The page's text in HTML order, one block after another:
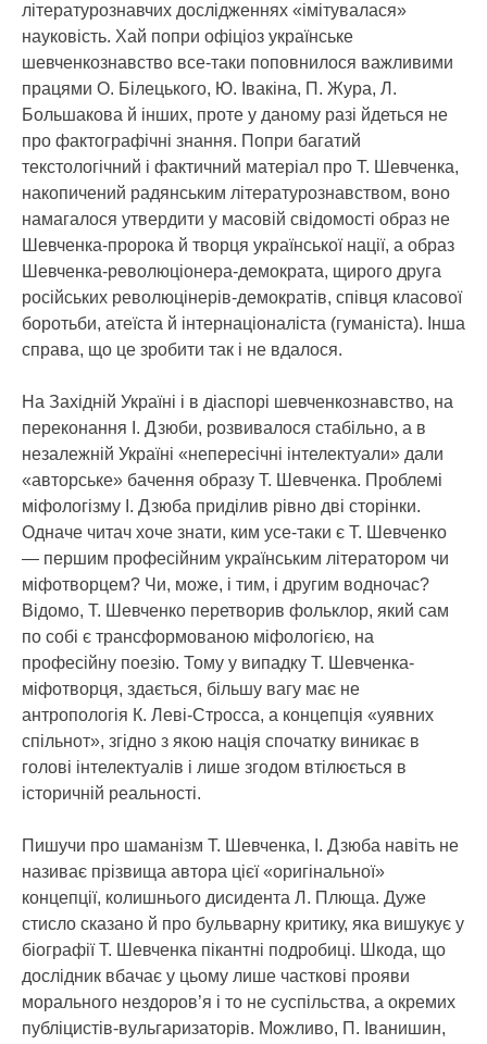
літературознавчих дослідженнях «імітувалася»
науковість. Хай попри офіціоз українське
шевченкознавство все-таки поповнилося важливими
працями О. Білецького, Ю. Івакіна, П. Жура, Л.
Большакова й інших, проте у даному разі йдеться не
про фактографічні знання. Попри багатий
текстологічний і фактичний матеріал про Т. Шевченка,
накопичений радянським літературознавством, воно
намагалося утвердити у масовій свідомості образ не
Шевченка-пророка й творця української нації, а образ
Шевченка-революціонера-демократа, щирого друга
російських революцінерів-демократів, співця класової
боротьби, атеїста й інтернаціоналіста (гуманіста). Інша
справа, що це зробити так і не вдалося.
На Західній Україні і в діаспорі шевченкознавство, на
переконання І. Дзюби, розвивалося стабільно, а в
незалежній Україні «непересічні інтелектуали» дали
«авторське» бачення образу Т. Шевченка. Проблемі
міфологізму І. Дзюба приділив рівно дві сторінки.
Одначе читач хоче знати, ким усе-таки є Т. Шевченко
— першим професійним українським літератором чи
міфотворцем? Чи, може, і тим, і другим водночас?
Відомо, Т. Шевченко перетворив фольклор, який сам
по собі є трансформованою міфологією, на
професійну поезію. Тому у випадку Т. Шевченка-
міфотворця, здається, більшу вагу має не
антропологія К. Леві-Стросса, а концепція «уявних
спільнот», згідно з якою нація спочатку виникає в
голові інтелектуалів і лише згодом втілюється в
історичній реальності.
Пишучи про шаманізм Т. Шевченка, І. Дзюба навіть не
називає прізвища автора цієї «оригінальної»
концепції, колишнього дисидента Л. Плюща. Дуже
стисло сказано й про бульварну критику, яка вишукує у
біографії Т. Шевченка пікантні подробиці. Шкода, що
дослідник вбачає у цьому лише часткові прояви
морального нездоров’я і то не суспільства, а окремих
публіцистів-вульгаризаторів. Можливо, П. Іванишин,